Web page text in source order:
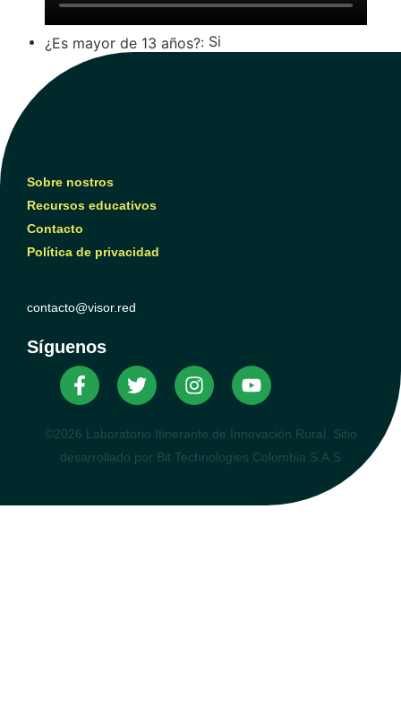
¿Es mayor de 13 años?: Si
Sobre nostros
Recursos educativos
Contacto
Política de privacidad
contacto@visor.red
Síguenos
©2026 Laboratorio Itinerante de Innovación Rural. Sitio
desarrollado por Bit Technologies Colombia S.A.S